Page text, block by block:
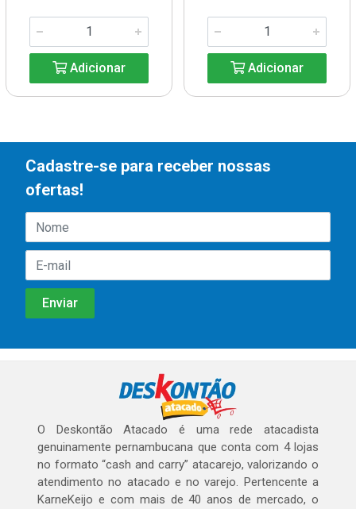
Adicionar Adicionar
Cadastre-se para receber nossas
ofertas!
O Deskontão Atacado é uma rede atacadista
genuinamente pernambucana que conta com 4 lojas
no formato “cash and carry” atacarejo, valorizando o
atendimento no atacado e no varejo. Pertencente a
KarneKeijo e com mais de 40 anos de mercado, o